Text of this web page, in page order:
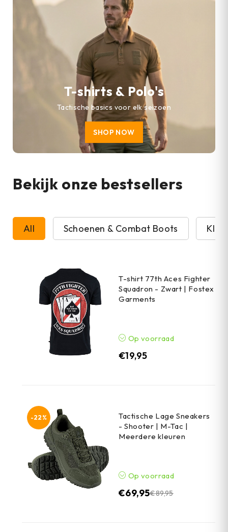
T-shirts & Polo's
Tactische basics voor elk seizoen
SHOP NOW
Bekijk onze bestsellers
All Schoenen & Combat Boots
T-shirt 77th Aces Fighter
Squadron - Zwart | Fostex
Garments
Op voorraad
€19,95
-22%
Tactische Lage Sneakers
- Shooter | M-Tac |
Meerdere kleuren
Op voorraad
€89,95
€69,95